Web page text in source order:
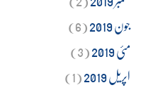
جون 2019
(6)
مئی 2019
(3)
اپریل 2019
(1)